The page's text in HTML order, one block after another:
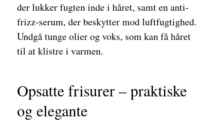
der lukker fugten inde i håret, samt en anti-
frizz-serum, der beskytter mod luftfugtighed.
Undgå tunge olier og voks, som kan få håret
til at klistre i varmen.
Opsatte frisurer – praktiske
og elegante